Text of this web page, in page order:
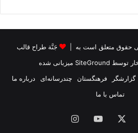
جَنَّة طراح قالب
توسط SiteGround میزبانی شده
گزارشگر فرهنگستان چندرسانه‌ای
درباره ما
تماس با ما
فیس یوتیوب